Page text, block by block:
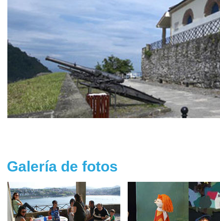
Galería de fotos